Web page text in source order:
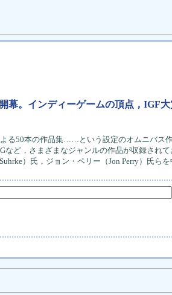
幕。インディーゲームの頂点，IGF
る50本の作品集……という設定のオムニバス作
ど，さまざまなジャンルの作品が収録されて
）氏，ジョン・ペリー（Jon Perry）氏